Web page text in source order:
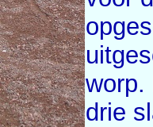
worp.
drie